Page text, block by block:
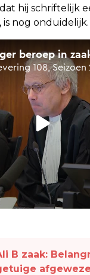
hij schriftelijk
nog onduidelijk.
B zaak: